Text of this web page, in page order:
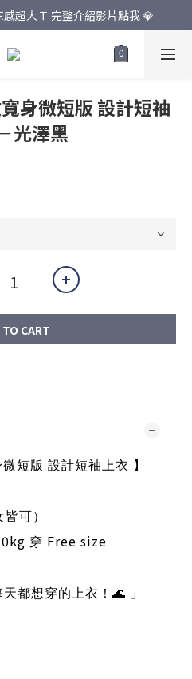
超大Ｔ 完整介紹影片點我 💎
身微短版 設計短袖
光澤黑
CART
短版 設計短袖上衣 】
皆可）
穿 Free size
都想穿的上衣！ 🌊 」